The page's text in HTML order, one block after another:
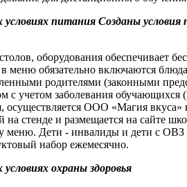
условиях питания Созданы
оборудования
обязательно включаются
родителями (законными
с учетом заболевания
осуществляется ООО «Магия
на стенде и размещается на сайте
меню. Дети - инвалиды и дети с
набор ежемесячно.
охраны здоровья